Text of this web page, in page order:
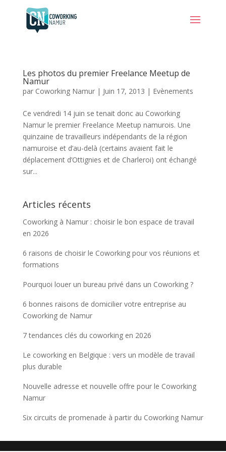
Les photos du premier Freelance Meetup de
Namur
par Coworking Namur| Juin 17, 2013 | Evènements
Ce vendredi 14 juin se tenait donc au Coworking
Namur le premier Freelance Meetup namurois. Une
quinzaine de travailleurs indépendants de la région
namuroise et d’au-delà (certains avaient fait le
déplacement d’Ottignies et de Charleroi) ont échangé
sur...
Articles récents
Coworking à Namur : choisir le bon espace de travail
en 2026
6 raisons de choisir le Coworking pour vos réunions et
formations
Pourquoi louer un bureau privé dans un Coworking ?
6 bonnes raisons de domicilier votre entreprise au
Coworking de Namur
7 tendances clés du coworking en 2026
Le coworking en Belgique : vers un modèle de travail
plus durable
Nouvelle adresse et nouvelle offre pour le Coworking
Namur
Six circuits de promenade à partir du Coworking Namur